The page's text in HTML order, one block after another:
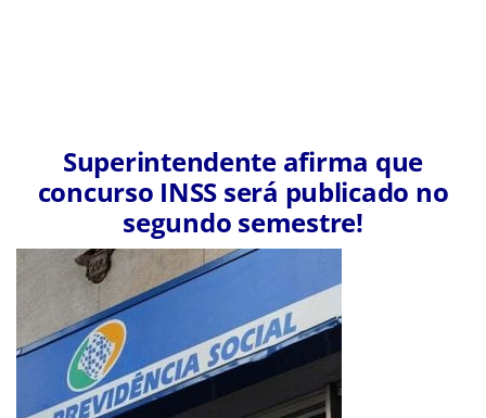
Superintendente afirma que
concurso INSS será publicado no
segundo semestre!